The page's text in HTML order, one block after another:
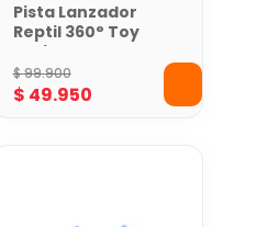
Pista Lanzador
Reptil 360° Toy
Logic
$99.900
$ 49.950